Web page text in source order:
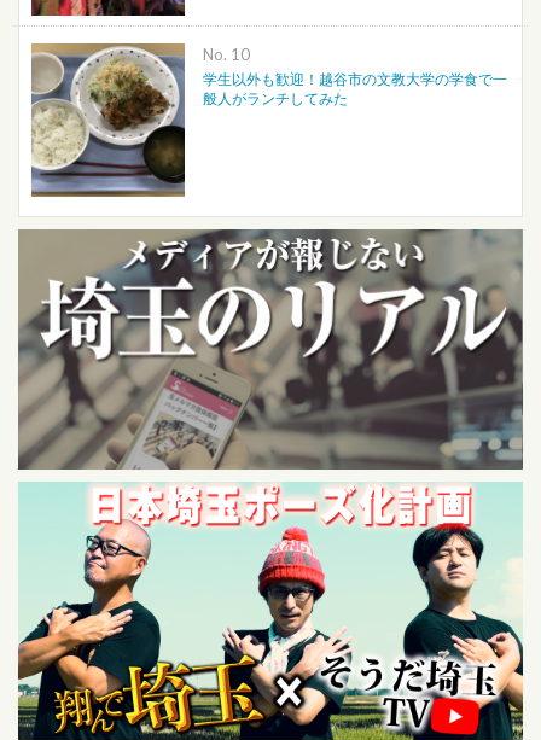
No.
学生以外も歓迎！越谷市の文教大学の学食で一
般人がランチしてみた